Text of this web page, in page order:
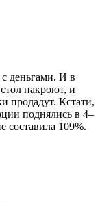
деньгами. И в
накроют, и
продадут. Кстати,
поднялись в 4–
составила 109%.